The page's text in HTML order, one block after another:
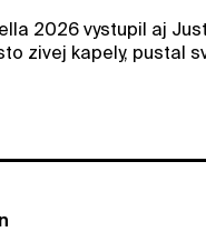
2026 vystupil aj
zivej kapely, pustal